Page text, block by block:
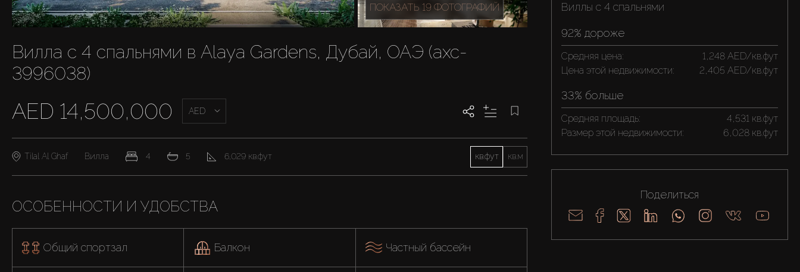
ПОКАЗАТЬ 19 ФОТОГРАФИЙ
Вилла с 4 спальнями в Alaya Gardens, Дубай, ОАЭ (axc-
3996038)
AED 14,500,000 AED
Tilal Al Ghaf Вилла 4 5 6,029 кв.фут кв.фут кв.м
ОСОБЕННОСТИ И УДОБСТВА
Общий спортзал Балкон Частный бассейн
Виллы с 4 спальнями
92% дороже
Средняя цена:
1,248 AED/кв.фут
Цена этой недвижимости:
2,405 AED/кв.фут
33% больше
Средняя площадь:
4,531 кв.фут
Размер этой недвижимости:
6,028 кв.фут
Поделиться